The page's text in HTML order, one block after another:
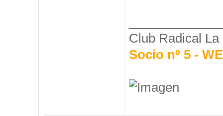
Club Radical La
Socio nº 5 -